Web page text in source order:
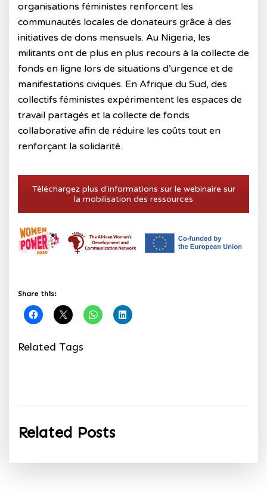
organisations féministes renforcent les
communautés locales de donateurs grâce à des
initiatives de dons mensuels. Au Nigeria, les
militants ont de plus en plus recours à la collecte de
fonds en ligne lors de situations d’urgence et de
manifestations civiques. En Afrique du Sud, des
collectifs féministes expérimentent les espaces de
travail partagés et la collecte de fonds
collaborative afin de réduire les coûts tout en
renforçant la solidarité.
Téléchargez plus d'informations sur le webinaire sur
la mobilisation des ressources
Share this:
Related Tags
Related Posts